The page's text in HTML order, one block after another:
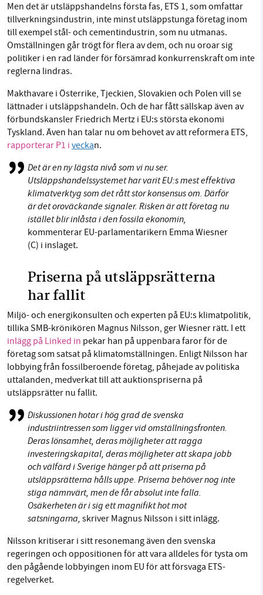
Men det är utsläppshandelns första fas, ETS 1, som omfattar
tillverkningsindustrin, inte minst utsläppstunga företag inom
till exempel stål- och cementindustrin, som nu utmanas.
Omställningen går trögt för flera av dem, och nu oroar sig
politiker i en rad länder för försämrad konkurrenskraft om inte
reglerna lindras.
Makthavare i Österrike, Tjeckien, Slovakien och Polen vill se
lättnader i utsläppshandeln. Och de har fått sällskap även av
förbundskansler Friedrich Mertz i EU:s största ekonomi
Tyskland. Även han talar nu om behovet av att reformera ETS,
rapporterar P1 i veckan.
Det är en ny lägsta nivå som vi nu ser.
Utsläppshandelssystemet har varit EU:s mest effektiva
klimatverktyg som det rått stor konsensus om. Därför
är det oroväckande signaler. Risken är att företag nu
istället blir inlåsta i den fossila ekonomin,
kommenterar EU-parlamentarikern Emma Wiesner
(C) i inslaget.
Priserna på utsläppsrätterna
har fallit
Miljö- och energikonsulten och experten på EU:s klimatpolitik,
tillika SMB-krönikören Magnus Nilsson, ger Wiesner rätt. I ett
inlägg på Linked in pekar han på uppenbara faror för de
företag som satsat på klimatomställningen. Enligt Nilsson har
lobbying från fossilberoende företag, påhejade av politiska
uttalanden, medverkat till att auktionspriserna på
utsläppsrätter nu fallit.
Diskussionen hotar i hög grad de svenska
industriintressen som ligger vid omställningsfronten.
Deras lönsamhet, deras möjligheter att ragga
investeringskapital, deras möjligheter att skapa jobb
och välfärd i Sverige hänger på att priserna på
utsläppsrätterna hålls uppe. Priserna behöver nog inte
stiga nämnvärt, men de får absolut inte falla.
Osäkerheten är i sig ett magnifikt hot mot
satsningarna, skriver Magnus Nilsson i sitt inlägg.
Nilsson kritiserar i sitt resonemang även den svenska
regeringen och oppositionen för att vara alldeles för tysta om
den pågående lobbyingen inom EU för att försvaga ETS-
regelverket.